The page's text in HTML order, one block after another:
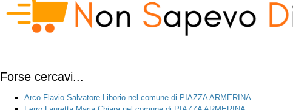
Forse cercavi...
Arco Flavio Salvatore Liborio nel comune di PIAZZA ARMERINA